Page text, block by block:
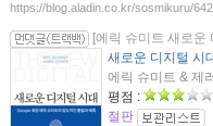
https://blog.aladin.co.kr/sosmikuru/
[에릭 슈미트 새로운
새로운 디지털 시
에릭 슈미트 & 제
평점 :
절판